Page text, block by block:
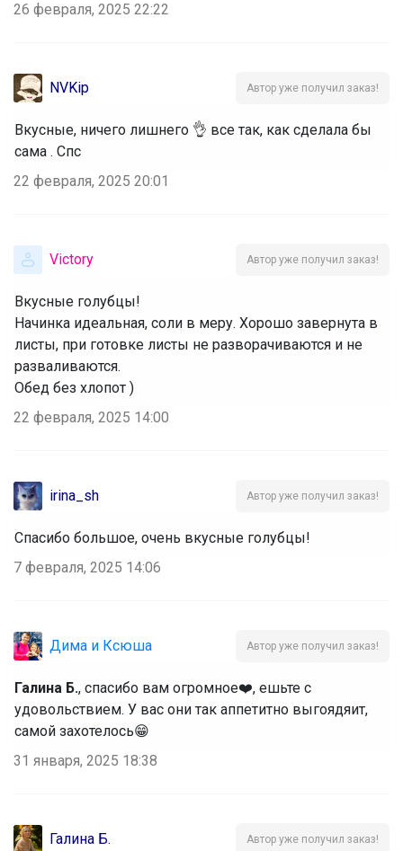
26 февраля, 2025 22:22
NVKip Автор уже получил заказ!
Вкусные, ничего лишнего 👌 все так, как сделала бы
сама . Спс
22 февраля, 2025 20:01
Victory Автор уже получил заказ!
Вкусные голубцы!
‌Начинка идеальная, соли в меру. Хорошо завернута в
листы, при готовке листы не разворачиваются и не
разваливаются.
‌Обед без хлопот )
22 февраля, 2025 14:00
irina_sh Автор уже получил заказ!
Спасибо большое, очень вкусные голубцы!
7 февраля, 2025 14:06
Дима и Ксюша Автор уже получил заказ!
Галина Б., спасибо вам огромное❤️, ешьте с
удовольствием. У вас они так аппетитно выгоядяит,
самой захотелось😁
31 января, 2025 18:38
Галина Б. Автор уже получил заказ!